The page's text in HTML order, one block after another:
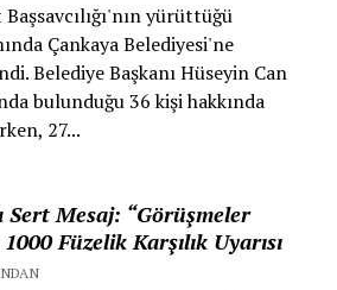
yürüttüğü
Çankaya Belediyesi'ne
Belediye Başkanı Hüseyin Can
bulunduğu 36 kişi hakkında
27...
Sert Mesaj: “Görüşmeler
Füzelik Karşılık Uyarısı